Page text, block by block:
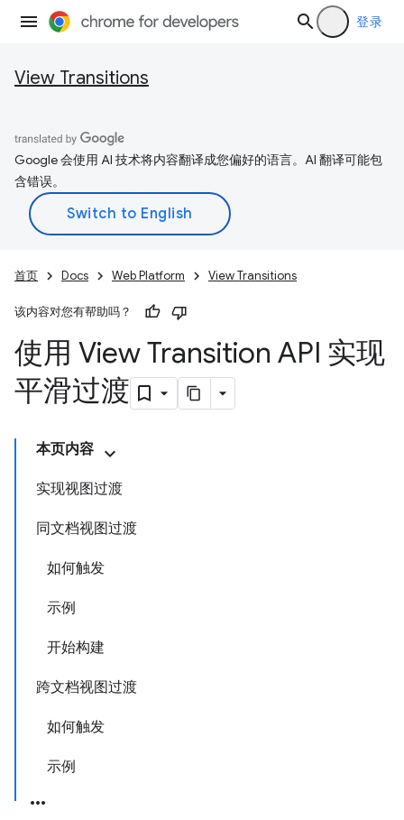
登录
View Transitions
Google 会使用 AI 技术将内容翻译成您偏好的语言。AI 翻译可能包
含错误。
首页 Docs Web Platform View Transitions
该内容对您有帮助吗？
使用 View Transition API 实现
平滑过渡
本页内容
实现视图过渡
同文档视图过渡
如何触发
示例
开始构建
跨文档视图过渡
如何触发
示例